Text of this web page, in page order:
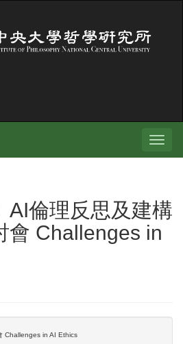
Toggle
AI倫理反思及建構
會 Challenges in
Challenges in AI Ethics